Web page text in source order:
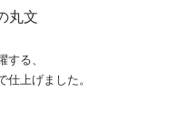
丸文
する、
仕上げました。